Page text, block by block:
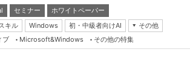
セミナー
ホワイトペーパー
キル Windows 初・中級者向けAI
その他
Server & Storage
ブ Microsoft&Windows その他の特集